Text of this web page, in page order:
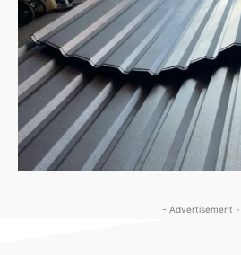
- Advertisement -